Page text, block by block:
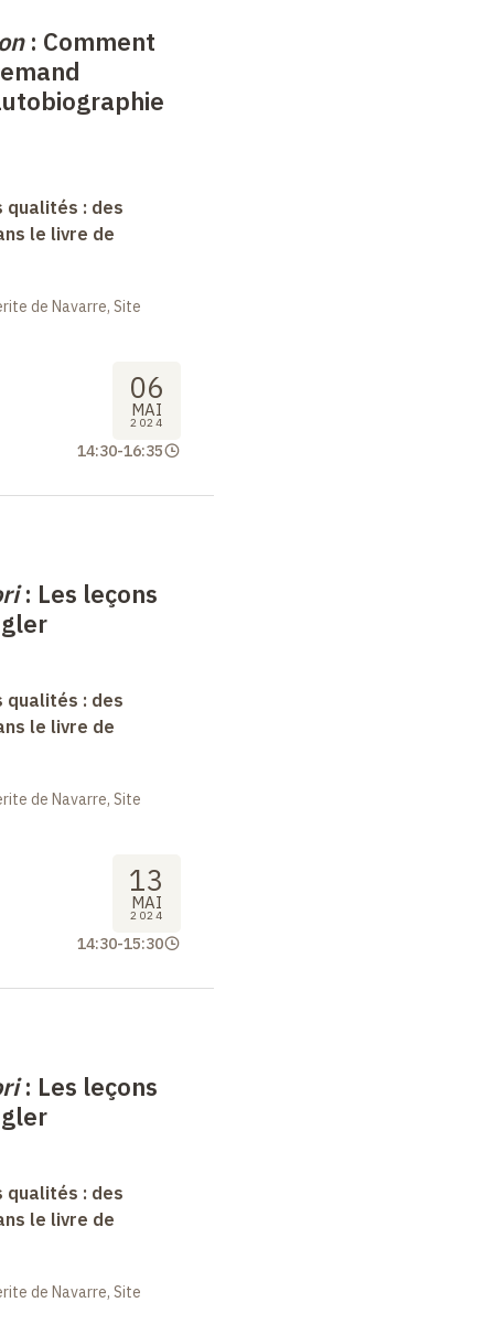
: Comment
qualités : des
le livre de
de Navarre, Site
06
MAI
2024
14:30-16:35
: Les leçons
qualités : des
le livre de
de Navarre, Site
13
MAI
2024
14:30-15:30
: Les leçons
qualités : des
le livre de
de Navarre, Site